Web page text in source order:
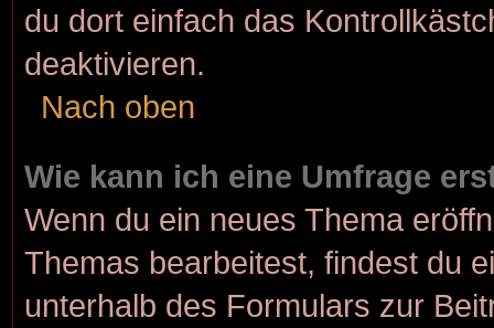
du dort einfach das
deaktivieren.
Nach oben
Wie kann ich eine Umfrage
Wenn du ein neues Thema
Themas bearbeitest, findest du
unterhalb des Formulars zur